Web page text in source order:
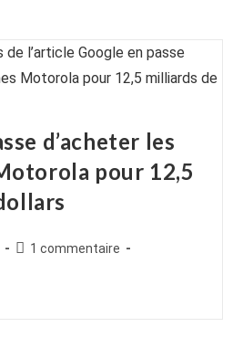
d’acheter les
pour 12,5
Commentaires
1 commentaire